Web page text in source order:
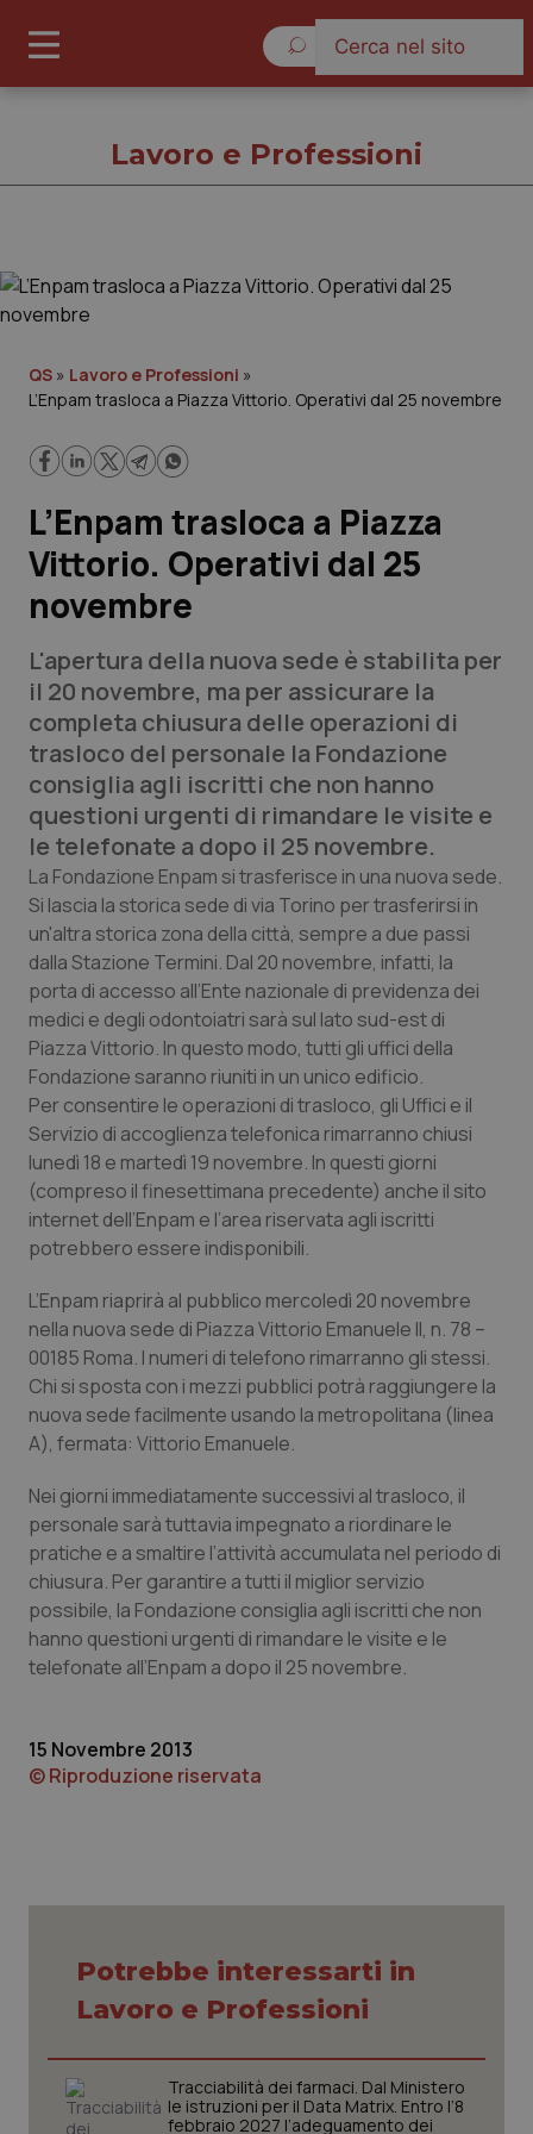
Governo e Parlamento
Regioni e Asl
Lavoro e Professioni
Scienza e Farmaci
Studi e Analisi
Lettere al direttore
Edizioni Regionali
QS Pro
Professionisti Sanitari.AI
Abruzzo
Basilicata
Calabria
Campania
Emilia-Romagna
Lazio
Liguria
Lombardia
Marche
Molise
Piemonte
Provincia Autonoma di Trento
Toscana
Umbria
QS Pro Gold
Artrite & artrosi
Asma & BPCO
Car-T
Colesterolo & coronaropatie
Diabete & glucometri
Disturbi dell’umore
Dolore
Donna & Salute
Epatiti
HIV
Ipertensione & Scompenso
Obesità
Oftalmologia
QS Club Newsletter
Lavoro e Professioni
QS » Lavoro e Professioni »
L’Enpam trasloca a Piazza Vittorio. Operativi dal 25 novembre
L’Enpam trasloca a Piazza
Vittorio. Operativi dal 25
novembre
L'apertura della nuova sede è stabilita per
il 20 novembre, ma per assicurare la
completa chiusura delle operazioni di
trasloco del personale la Fondazione
consiglia agli iscritti che non hanno
questioni urgenti di rimandare le visite e
le telefonate a dopo il 25 novembre.
La Fondazione Enpam si trasferisce in una nuova sede.
Si lascia la storica sede di via Torino per trasferirsi in
un'altra storica zona della città, sempre a due passi
dalla Stazione Termini. Dal 20 novembre, infatti, la
porta di accesso all’Ente nazionale di previdenza dei
medici e degli odontoiatri sarà sul lato sud-est di
Piazza Vittorio. In questo modo, tutti gli uffici della
Fondazione saranno riuniti in un unico edificio.
Per consentire le operazioni di trasloco, gli Uffici e il
Servizio di accoglienza telefonica rimarranno chiusi
lunedì 18 e martedì 19 novembre. In questi giorni
(compreso il finesettimana precedente) anche il sito
internet dell’Enpam e l’area riservata agli iscritti
potrebbero essere indisponibili.
L’Enpam riaprirà al pubblico mercoledì 20 novembre
nella nuova sede di Piazza Vittorio Emanuele II, n. 78 –
00185 Roma. I numeri di telefono rimarranno gli stessi.
Chi si sposta con i mezzi pubblici potrà raggiungere la
nuova sede facilmente usando la metropolitana (linea
A), fermata: Vittorio Emanuele.
Nei giorni immediatamente successivi al trasloco, il
personale sarà tuttavia impegnato a riordinare le
pratiche e a smaltire l’attività accumulata nel periodo di
chiusura. Per garantire a tutti il miglior servizio
possibile, la Fondazione consiglia agli iscritti che non
hanno questioni urgenti di rimandare le visite e le
telefonate all’Enpam a dopo il 25 novembre.
15 Novembre 2013
© Riproduzione riservata
Potrebbe interessarti in
Lavoro e Professioni
Tracciabilità dei farmaci. Dal Ministero
le istruzioni per il Data Matrix. Entro l’8
febbraio 2027 l’adeguamento dei